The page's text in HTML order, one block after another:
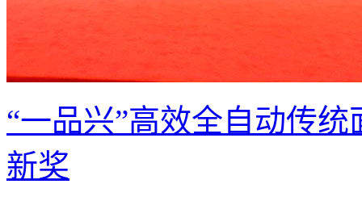
“一品兴”高效全自动传
新奖